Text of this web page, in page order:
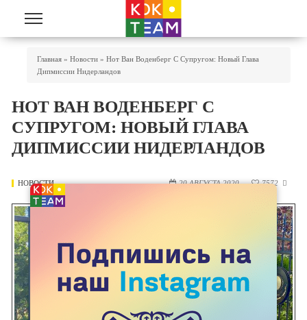
Перейти к основному содержанию
Главная » Новости » Нот Ван Воденберг С Супругом: Новый Глава
Дипмиссии Нидерландов
НОТ ВАН ВОДЕНБЕРГ С
СУПРУГОМ: НОВЫЙ ГЛАВА
ДИПМИССИИ НИДЕРЛАНДОВ
НОВОСТИ 20 АВГУСТА 2020 7572 